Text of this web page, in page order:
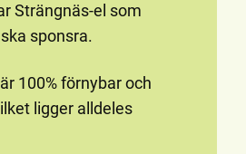
Strängnäs-el som
sponsra.
100% förnybar och
ligger alldeles